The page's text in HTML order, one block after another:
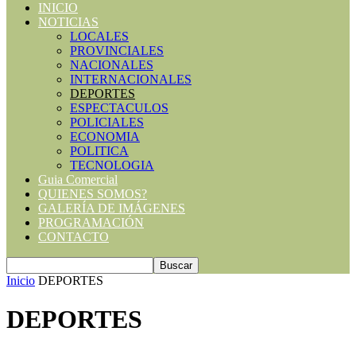
INICIO
NOTICIAS
LOCALES
PROVINCIALES
NACIONALES
INTERNACIONALES
DEPORTES
ESPECTACULOS
POLICIALES
ECONOMIA
POLITICA
TECNOLOGIA
Guia Comercial
QUIENES SOMOS?
GALERÍA DE IMÁGENES
PROGRAMACIÓN
CONTACTO
Inicio DEPORTES
DEPORTES